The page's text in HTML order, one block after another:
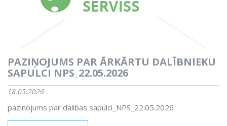
PAZIŅOJUMS PAR ĀRKĀRTU DALĪBNIEKU
SAPULCI NPS_22.05.2026
18.05.2026
pazinojums par dalibas sapulci_NPS_22.05.2026